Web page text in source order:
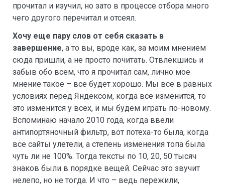
прочитал и изучил, но зато в процессе отбора много
чего другого перечитал и отсеял.
Хочу еще пару слов от себя сказать в
завершение, а то вы, вроде как, за моим мнением
сюда пришли, а не просто почитать. Отвлекшись и
забыв обо всем, что я прочитал сам, лично мое
мнение такое – все будет хорошо. Мы все в равных
условиях перед Яндексом, когда все изменится, то
это изменится у всех, и мы будем играть по-новому.
Вспоминаю начало 2010 года, когда ввели
антипортяночный фильтр, вот потеха-то была, когда
все сайты улетели, а степень изменения топа была
чуть ли не 100%. Тогда тексты по 10, 20, 50 тысяч
знаков были в порядке вещей. Сейчас это звучит
нелепо, но не тогда. И что – ведь пережили,